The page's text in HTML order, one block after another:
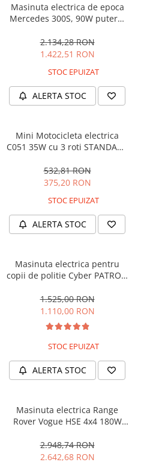
Masinuta electrica de epoca
Mercedes 300S, 90W putere,
2.134,28 RON
1.422,51 RON
STOC EPUIZAT
ALERTA STOC
Mini Motocicleta electrica
C051 35W cu 3 roti STANDARD
532,81 RON
375,20 RON
STOC EPUIZAT
ALERTA STOC
Masinuta electrica pentru
copii de politie Cyber PATROL,
90W, 12V, Black & White
1.525,00 RON
1.110,00 RON
STOC EPUIZAT
ALERTA STOC
Masinuta electrica Range
Rover Vogue HSE 4x4 180W
2.948,74 RON
2.642,68 RON